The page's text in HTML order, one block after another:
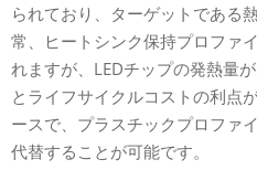
られており、ターゲットである
常、ヒートシンク保持プロファ
れますが、LEDチップの発熱量
とライフサイクルコストの利点
ースで、プラスチックプロファ
代替することが可能です。